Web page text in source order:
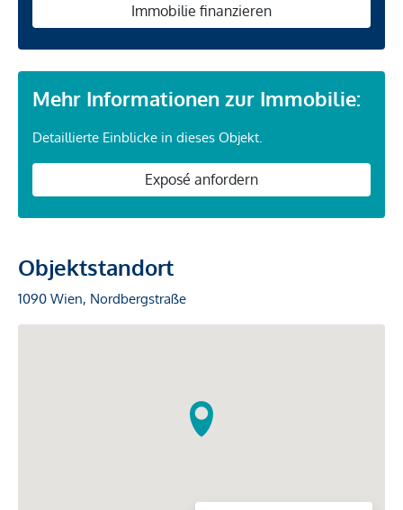
Immobilie finanzieren
Mehr Informationen zur Immobilie:
Detaillierte Einblicke in dieses Objekt.
Exposé anfordern
Objektstandort
1090 Wien, Nordbergstraße